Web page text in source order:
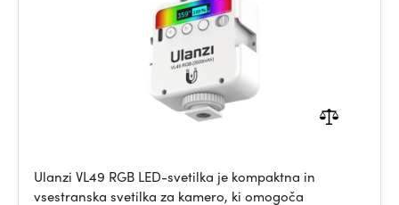
Ulanzi VL49 RGB LED-svetilka je kompaktna in
vsestranska svetilka za kamero, ki omogoča